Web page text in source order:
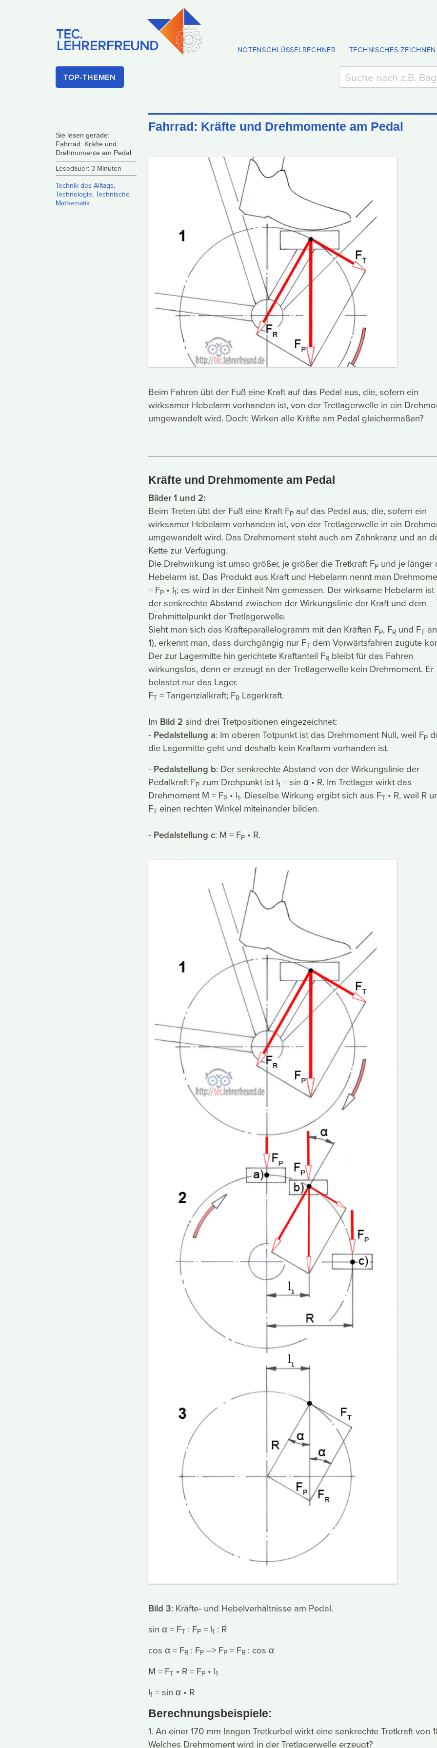
NOTENSCHLÜSSELRECHNER TECHNISCHES ZEICHNEN
TOP-THEMEN
Sie lesen gerade:
Fahrrad: Kräfte und
Drehmomente am Pedal
Lesedauer: 3 Minuten
Technik des Alltags,
Technologie, Technische
Mathematik
Fahrrad: Kräfte und Drehmomente am Pedal
Beim Fahren übt der Fuß eine Kraft auf das Pedal aus, die, sofern ein
wirksamer Hebelarm vorhanden ist, von der Tretlagerwelle in ein
umgewandelt wird. Doch: Wirken alle Kräfte am Pedal gleichermaßen?
Kräfte und Drehmomente am Pedal
Bilder 1 und 2:
Beim Treten übt der Fuß eine Kraft FP auf das Pedal aus, die, sofern ein
wirksamer Hebelarm vorhanden ist, von der Tretlagerwelle in ein
umgewandelt wird. Das Drehmoment steht auch am Zahnkranz und an
Kette zur Verfügung.
Die Drehwirkung ist umso größer, je größer die Tretkraft FP und je länger
Hebelarm ist. Das Produkt aus Kraft und Hebelarm nennt man
= FP • l1; es wird in der Einheit Nm gemessen. Der wirksame Hebelarm ist
der senkrechte Abstand zwischen der Wirkungslinie der Kraft und dem
Drehmittelpunkt der Tretlagerwelle.
Sieht man sich das Kräfteparallelogramm mit den Kräften FP, FR und FT
1), erkennt man, dass durchgängig nur FT dem Vorwärtsfahren zugute
Der zur Lagermitte hin gerichtete Kraftanteil FR bleibt für das Fahren
wirkungslos, denn er erzeugt an der Tretlagerwelle kein Drehmoment. Er
belastet nur das Lager.
FT = Tangenzialkraft; FR Lagerkraft.
Im Bild 2 sind drei Tretpositionen eingezeichnet:
- Pedalstellung a: Im oberen Totpunkt ist das Drehmoment Null, weil FP
die Lagermitte geht und deshalb kein Kraftarm vorhanden ist.
- Pedalstellung b: Der senkrechte Abstand von der Wirkungslinie der
Pedalkraft FP zum Drehpunkt ist l1 = sin α • R. Im Tretlager wirkt das
Drehmoment M = FP • l1. Dieselbe Wirkung ergibt sich aus FT • R, weil R
FT einen rechten Winkel miteinander bilden.
- Pedalstellung c: M = FP • R.
Bild 3: Kräfte- und Hebelverhältnisse am Pedal.
sin α = FT : FP = l1 : R
cos α = FR : FP –> FP = FR : cos α
M = FT • R = FP • l1
l1 = sin α • R
Berechnungsbeispiele:
1. An einer 170 mm langen Tretkurbel wirkt eine senkrechte Tretkraft von
Welches Drehmoment wird in der Tretlagerwelle erzeugt?